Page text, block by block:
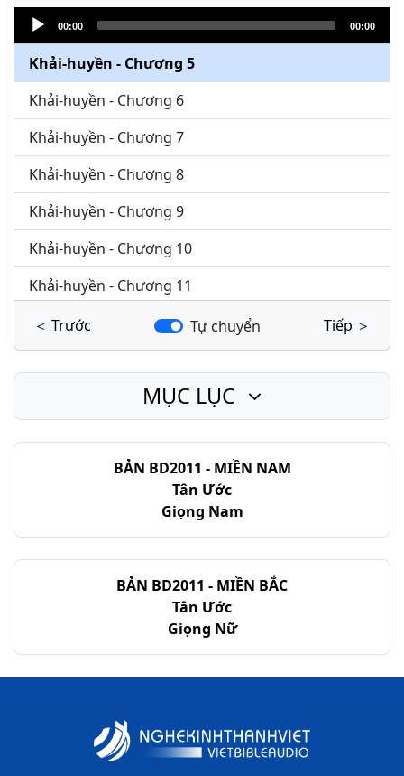
Audio
Player
00:00 00:00
Khải-huyền - Chương 4
Khải-huyền - Chương 5
Khải-huyền - Chương 6
Khải-huyền - Chương 7
Khải-huyền - Chương 8
Khải-huyền - Chương 9
Khải-huyền - Chương 10
Khải-huyền - Chương 11
Khải-huyền - Chương 12
Khải-huyền - Chương 14
Khải-huyền - Chương 16
Khải-huyền - Chương 17
Khải-huyền - Chương 19
Khải-huyền - Chương 20
Khải-huyền - Chương 21
＜ Trước Tự chuyển Tiếp ＞
BẢN BD2011 - MIỀN NAM
Tân Ước
Giọng Nam
BẢN BD2011 - MIỀN BẮC
Tân Ước
Giọng Nữ
MỤC LỤC